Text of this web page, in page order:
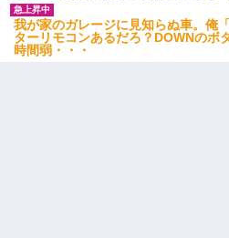
我が家のガレージに見知らぬ車。俺
ターリモコンあるだろ？DOWNのボ
時間弱・・・